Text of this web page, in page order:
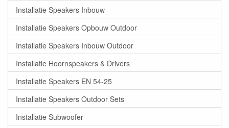
Installatie Speakers Inbouw
Installatie Speakers Opbouw Outdoor
Installatie Speakers Inbouw Outdoor
Installatie Hoornspeakers & Drivers
Installatie Speakers EN 54-25
Installatie Speakers Outdoor Sets
Installatie Subwoofer